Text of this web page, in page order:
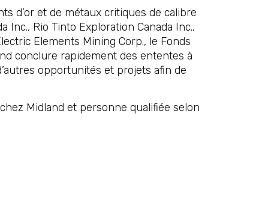
d’or et de métaux critiques de calibre
Inc., Rio Tinto Exploration Canada Inc.,
Elements Mining Corp., le Fonds
conclure rapidement des ententes à
opportunités et projets afin de
Midland et personne qualifiée selon